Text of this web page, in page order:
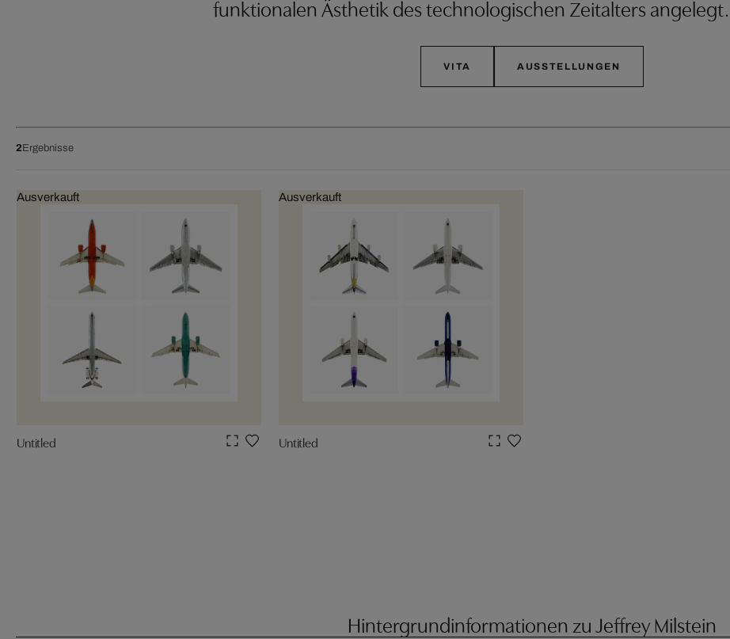
funktionalen Ästhetik des technologischen Zeitalters angelegt.
VITA AUSSTELLUNGEN
2 Ergebnisse
Ausverkauft
Untitled
Ausverkauft
Untitled
Hintergrundinformationen zu Jeffrey Milstein